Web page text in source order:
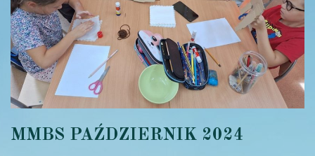
MMBS PAŹDZIERNIK 2024